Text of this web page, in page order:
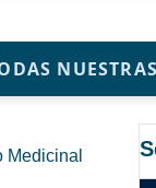
Medicinal